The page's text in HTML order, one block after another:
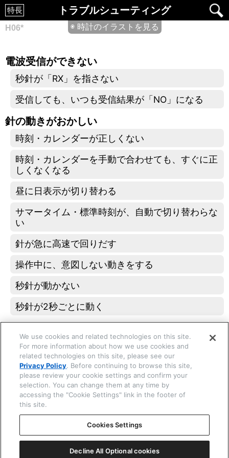
特長 トラブルシューティング
◉ 時計のイラストを見る
☒ 閉じる
H06*
電波受信ができない
秒針が「RX」を指さない
受信しても、いつも受信結果が「NO」になる
針の動きがおかしい
時刻・カレンダーが正しくない
時刻・カレンダーを手動で合わせても、すぐに正
しくなくなる
昼に日表示が切り替わる
サマータイム・標準時刻が、自動で切り替わらな
い
針が急に高速で回りだす
操作中に、意図しない動きをする
秒針が動かない
秒針が2秒ごとに動く
りゅうずやボタンが動かない
ボタンを押しても変化がない
基準位置
基準位置を確認・修正する
オールリセットする
We use cookies and related technologies on this site.
For more information about how we use cookies and
related technologies on this site, please see our
Privacy Policy. Before continuing to browse this site,
please review your cookie settings and confirm your
selection. You can change them at any time by
accessing the "Cookie Settings" link in the footer of
this site.
Cookies Settings
Decline All Optional cookies